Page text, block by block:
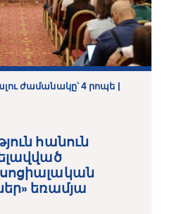
ժամանակը՝ 4 րոպե |
հանուն
եռամյա